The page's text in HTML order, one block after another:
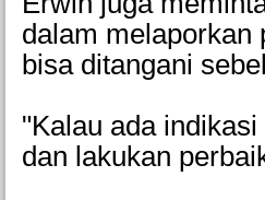
dalam melaporkan
bisa ditangani
"Kalau ada
dan lakukan